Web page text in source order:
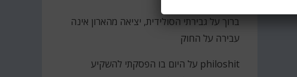
ברוך על גבירתי הסולידית, יציאה מהארון אינה
עבירה על החוק
philoshit על היום בו הפסקתי להשקיע